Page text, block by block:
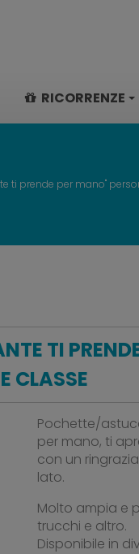
RICORRENZE
ti prende per mano"
TI
CLASSE
Pochette/
per mano, ti
con un
lato.
Molto ampia e
trucchi e altro.
Disponibile in